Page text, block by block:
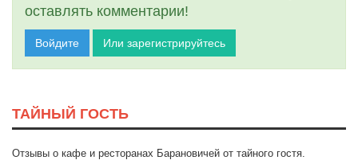
оставлять комментарии!
Войдите Или зарегистрируйтесь
ТАЙНЫЙ ГОСТЬ
Отзывы о кафе и ресторанах Барановичей от тайного гостя.